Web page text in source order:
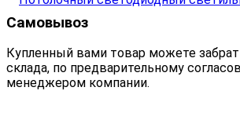
Самовывоз
Купленный вами товар можете
склада, по предварительному
менеджером компании.